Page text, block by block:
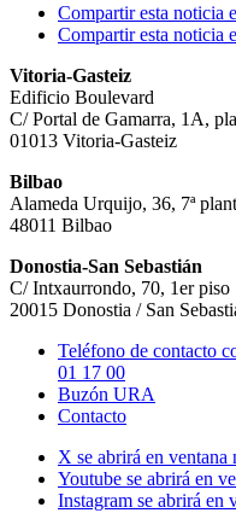
Compartir esta noticia
Compartir esta noticia
Vitoria-Gasteiz
Edificio Boulevard
C/ Portal de Gamarra, 1A,
01013 Vitoria-Gasteiz
Bilbao
Alameda Urquijo, 36, 7ª
48011 Bilbao
Donostia-San Sebastián
C/ Intxaurrondo, 70, 1er piso
20015 Donostia / San
Teléfono de contacto
01 17 00
Buzón URA
Contacto
X se abrirá en ventana
Youtube se abrirá en
Instagram se abrirá en